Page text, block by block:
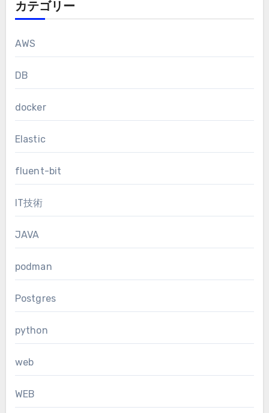
カテゴリー
AWS
DB
docker
Elastic
fluent-bit
IT技術
JAVA
podman
Postgres
python
web
WEB